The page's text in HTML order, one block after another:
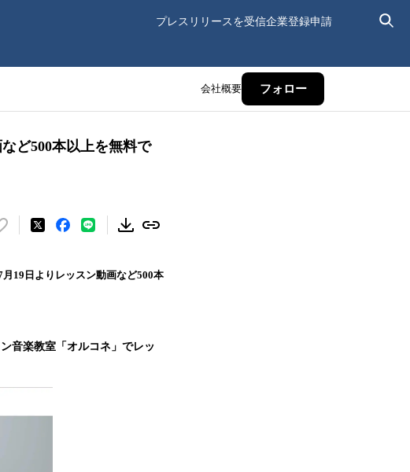
プレスリリースを受信企業登録申請
会社概要 フォロー
ど500本以上を無料で
い
！
み
で
19日よりレッスン動画など500本
音楽教室「オルコネ」でレッ